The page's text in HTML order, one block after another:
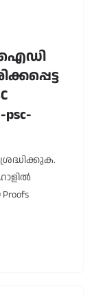
ഐഡി
psc-